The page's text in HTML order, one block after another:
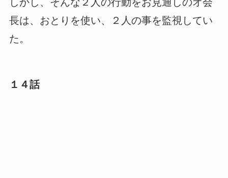
長は、おとりを使い、２人の事を監視してい
た。
１４話